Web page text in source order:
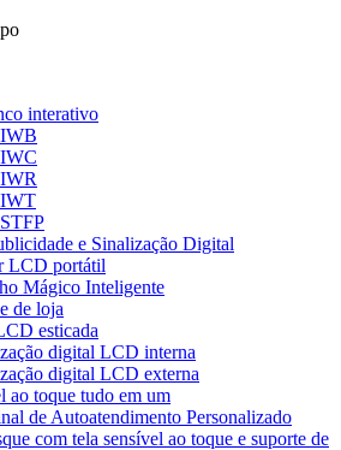
interativo
IWT
e Sinalização Digital
LCD portátil
Mágico Inteligente
de loja
esticada
digital LCD interna
digital LCD externa
ao toque tudo em um
de Autoatendimento Personalizado
com tela sensível ao toque e suporte de